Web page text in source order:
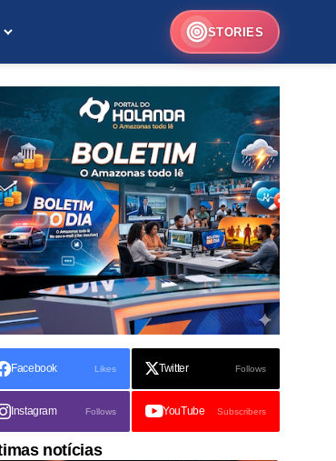
STORIES
Facebook Likes Twitter Follows
Instagram Follows YouTube Subscribers
notícias